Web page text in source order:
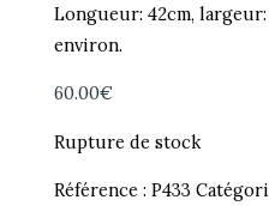
Longueur: 42cm,
environ.
60.00€
Rupture de stock
Référence :P433